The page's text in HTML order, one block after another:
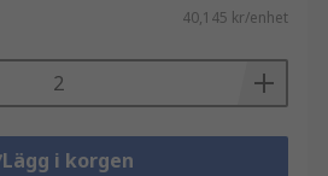
40,145 kr/enhet
Lägg i korgen